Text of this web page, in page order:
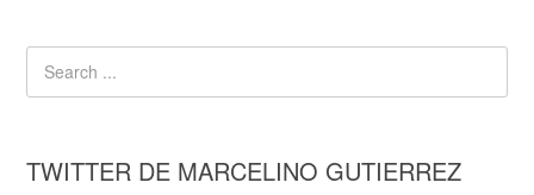
TWITTER DE MARCELINO GUTIERREZ